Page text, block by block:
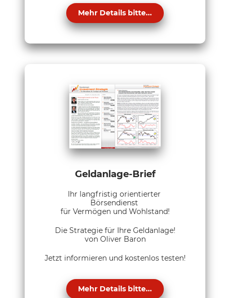
Mehr Details bitte...
Geldanlage-Brief
Ihr langfristig orientierter
Börsendienst
für Vermögen und Wohlstand!
Die Strategie für Ihre Geldanlage!
von Oliver Baron
Jetzt informieren und kostenlos testen!
Mehr Details bitte...